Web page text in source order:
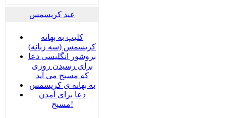
عید کریسمس
کلیپ به بهانه
کریسمس (سه زبانه)
بروشور انگلیسی دعا
برای رسیدن روزی
که مسیح می آید
به بهانه ی کریسمس
دعا برای آمدن
مسیح!